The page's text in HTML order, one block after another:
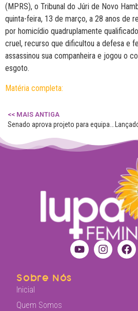
(MPRS), o Tribunal do Júri de Novo
quinta-feira, 13 de março, a 28 anos de
por homicídio quadruplamente
cruel, recurso que dificultou a defesa e
assassinou sua companheira e jogou o
esgoto.
Matéria completa:
<< MAIS ANTIGA
Sobre Nós
Inicial
Quem Somos